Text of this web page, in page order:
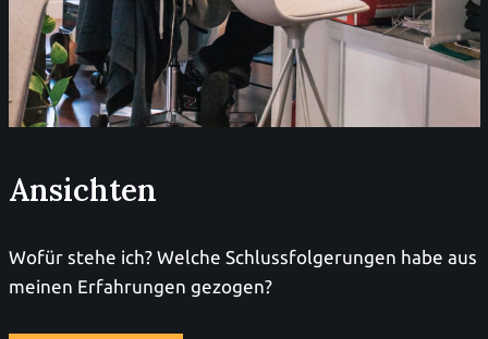
Ansichten
Wofür stehe ich? Welche Schlussfolgerungen habe aus
meinen Erfahrungen gezogen?